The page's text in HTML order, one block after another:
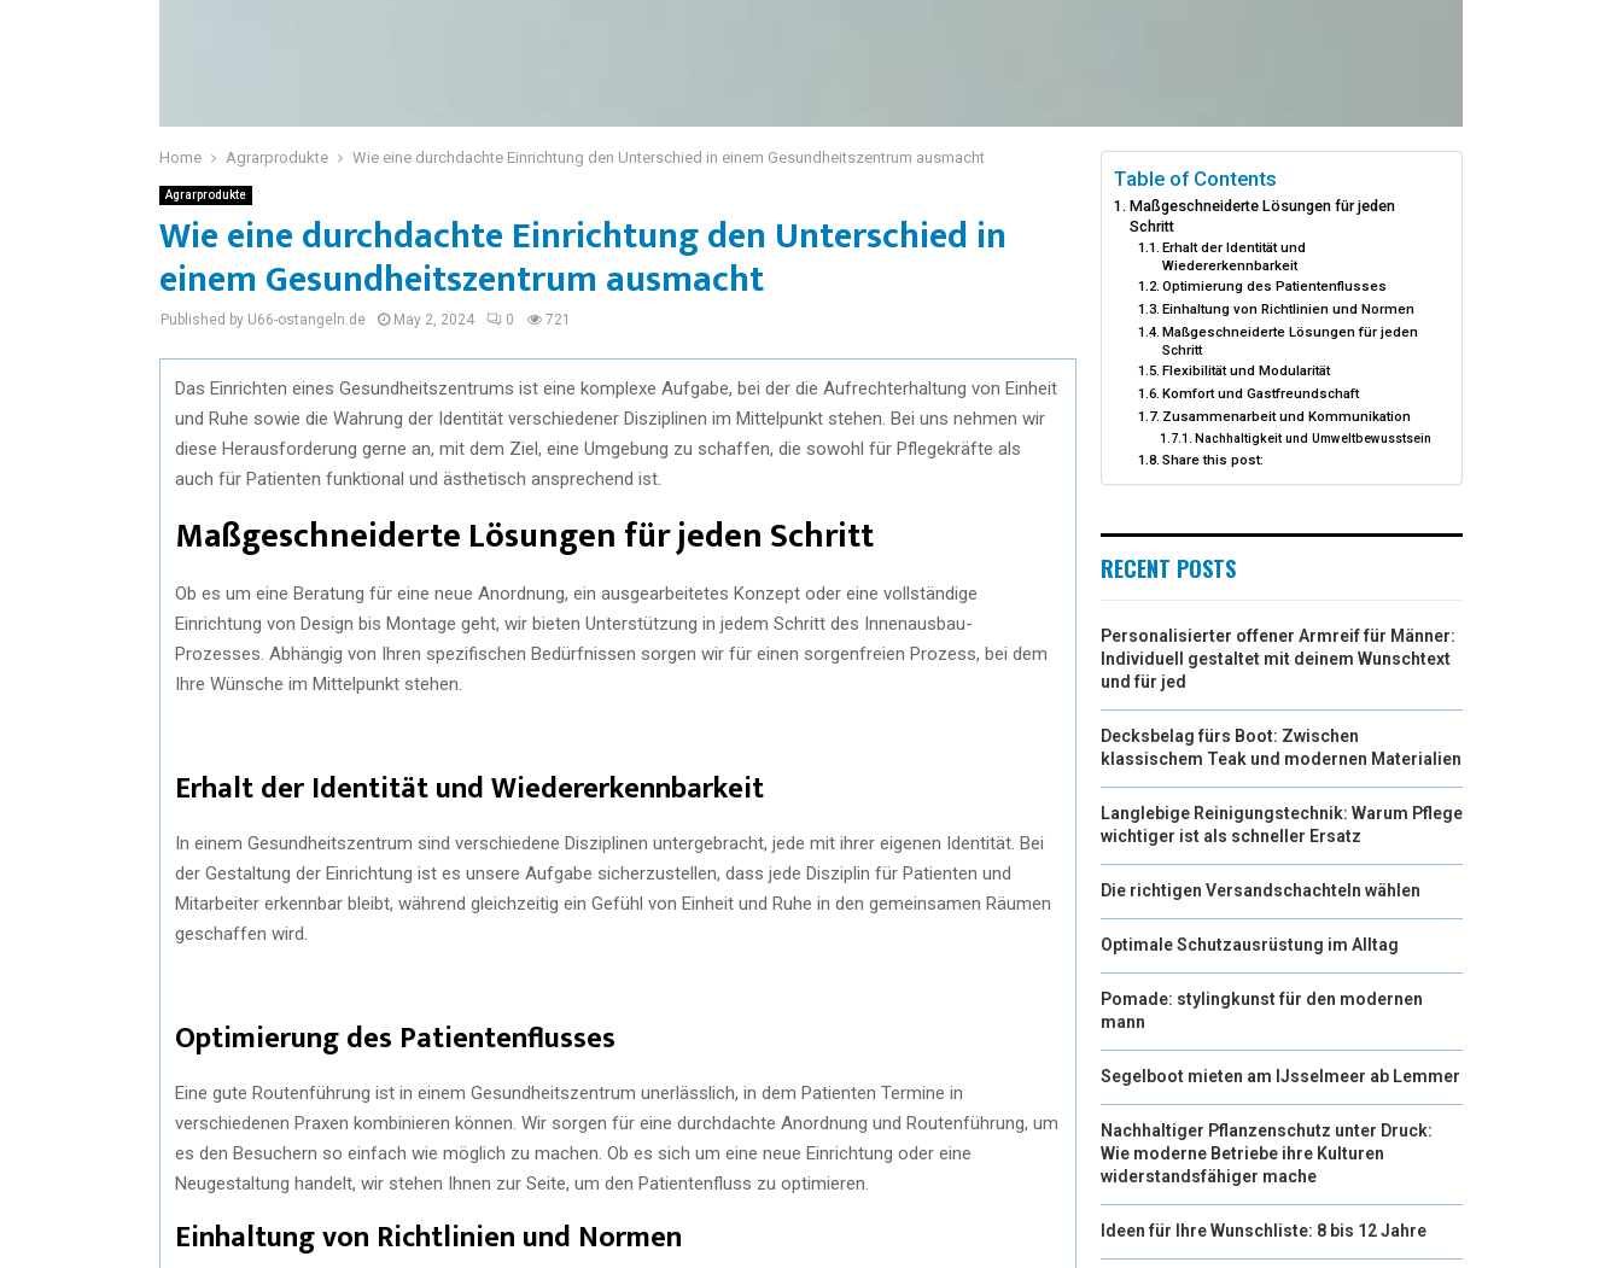
Home Agrarprodukte Wie eine durchdachte Einrichtung den Unterschied in einem Gesundheitszentrum ausmacht
Agrarprodukte
Wie eine durchdachte Einrichtung den Unterschied in
einem Gesundheitszentrum ausmacht
Published by U66-ostangeln.de May 2, 2024 0 721
Das Einrichten eines Gesundheitszentrums ist eine komplexe Aufgabe, bei der die Aufrechterhaltung von Einheit
und Ruhe sowie die Wahrung der Identität verschiedener Disziplinen im Mittelpunkt stehen. Bei uns nehmen wir
diese Herausforderung gerne an, mit dem Ziel, eine Umgebung zu schaffen, die sowohl für Pflegekräfte als
auch für Patienten funktional und ästhetisch ansprechend ist.
Maßgeschneiderte Lösungen für jeden Schritt
Ob es um eine Beratung für eine neue Anordnung, ein ausgearbeitetes Konzept oder eine vollständige
Einrichtung von Design bis Montage geht, wir bieten Unterstützung in jedem Schritt des Innenausbau-
Prozesses. Abhängig von Ihren spezifischen Bedürfnissen sorgen wir für einen sorgenfreien Prozess, bei dem
Ihre Wünsche im Mittelpunkt stehen.
Erhalt der Identität und Wiedererkennbarkeit
In einem Gesundheitszentrum sind verschiedene Disziplinen untergebracht, jede mit ihrer eigenen Identität. Bei
der Gestaltung der Einrichtung ist es unsere Aufgabe sicherzustellen, dass jede Disziplin für Patienten und
Mitarbeiter erkennbar bleibt, während gleichzeitig ein Gefühl von Einheit und Ruhe in den gemeinsamen Räumen
geschaffen wird.
Optimierung des Patientenflusses
Eine gute Routenführung ist in einem Gesundheitszentrum unerlässlich, in dem Patienten Termine in
verschiedenen Praxen kombinieren können. Wir sorgen für eine durchdachte Anordnung und Routenführung, um
es den Besuchern so einfach wie möglich zu machen. Ob es sich um eine neue Einrichtung oder eine
Neugestaltung handelt, wir stehen Ihnen zur Seite, um den Patientenfluss zu optimieren.
Einhaltung von Richtlinien und Normen
Table of Contents
Maßgeschneiderte Lösungen für jeden
Schritt
Erhalt der Identität und
Wiedererkennbarkeit
Optimierung des Patientenflusses
Einhaltung von Richtlinien und Normen
Maßgeschneiderte Lösungen für jeden
Schritt
Flexibilität und Modularität
Komfort und Gastfreundschaft
Zusammenarbeit und Kommunikation
Nachhaltigkeit und Umweltbewusstsein
Share this post:
RECENT POSTS
Personalisierter offener Armreif für Männer:
Individuell gestaltet mit deinem Wunschtext
und für jed
Decksbelag fürs Boot: Zwischen
klassischem Teak und modernen Materialien
Langlebige Reinigungstechnik: Warum Pflege
wichtiger ist als schneller Ersatz
Die richtigen Versandschachteln wählen
Optimale Schutzausrüstung im Alltag
Pomade: stylingkunst für den modernen
mann
Segelboot mieten am IJsselmeer ab Lemmer
Nachhaltiger Pflanzenschutz unter Druck:
Wie moderne Betriebe ihre Kulturen
widerstandsfähiger mache
Ideen für Ihre Wunschliste: 8 bis 12 Jahre